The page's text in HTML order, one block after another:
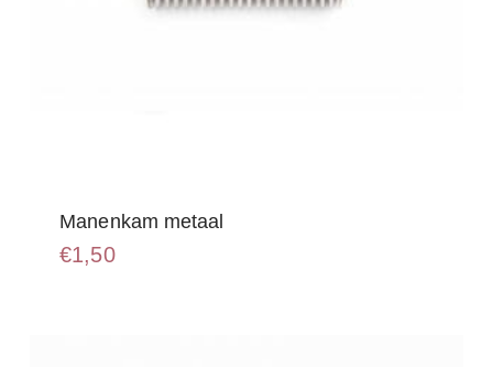
Manenkam metaal
€1,50